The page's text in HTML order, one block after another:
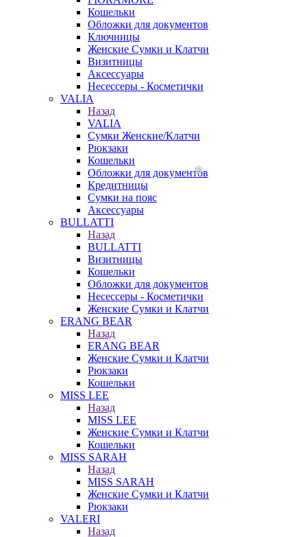
Кошельки
Обложки для документов
Ключницы
Женские Сумки и Клатчи
Визитницы
Аксессуары
Несессеры - Косметички
VALIA
Назад
VALIA
Сумки Женские/Клатчи
Рюкзаки
Кошельки
Обложки для документов
Кредитницы
Сумки на пояс
Аксессуары
BULLATTI
Назад
BULLATTI
Визитницы
Кошельки
Обложки для документов
Несессеры - Косметички
Женские Сумки и Клатчи
ERANG BEAR
Назад
ERANG BEAR
Женские Сумки и Клатчи
Рюкзаки
Кошельки
MISS LEE
Назад
MISS LEE
Женские Сумки и Клатчи
Кошельки
MISS SARAH
Назад
MISS SARAH
Женские Сумки и Клатчи
Рюкзаки
VALERI
Назад